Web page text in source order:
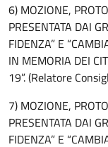
6) MOZIONE,
PRESENTATA DAI
FIDENZA” E
IN MEMORIA DEI
19”. (Relatore
7) MOZIONE,
PRESENTATA DAI
FIDENZA” E